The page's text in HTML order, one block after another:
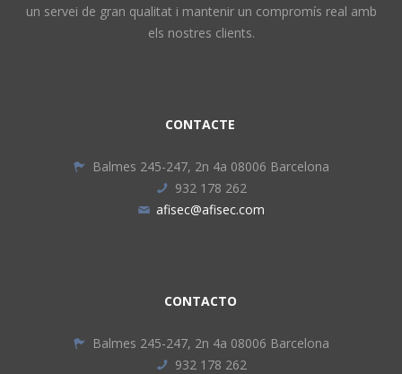
un servei de gran qualitat i mantenir un compromís real amb
els nostres clients.
CONTACTE
Balmes 245-247, 2n 4a 08006 Barcelona
932 178 262
afisec@afisec.com
CONTACTO
Balmes 245-247, 2n 4a 08006 Barcelona
932 178 262